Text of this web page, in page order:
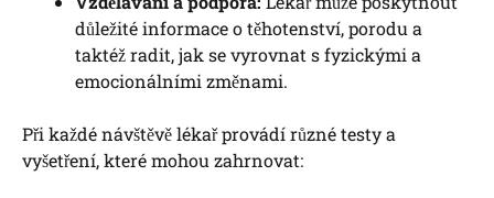
důležité informace o těhotenství, porodu a
taktéž radit, jak se vyrovnat s fyzickými a
emocionálními změnami.
Při každé návštěvě lékař provádí různé testy a
vyšetření, které mohou zahrnovat: